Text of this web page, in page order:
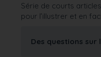
Série de courts
pour l’illustrer et en
Des questions sur